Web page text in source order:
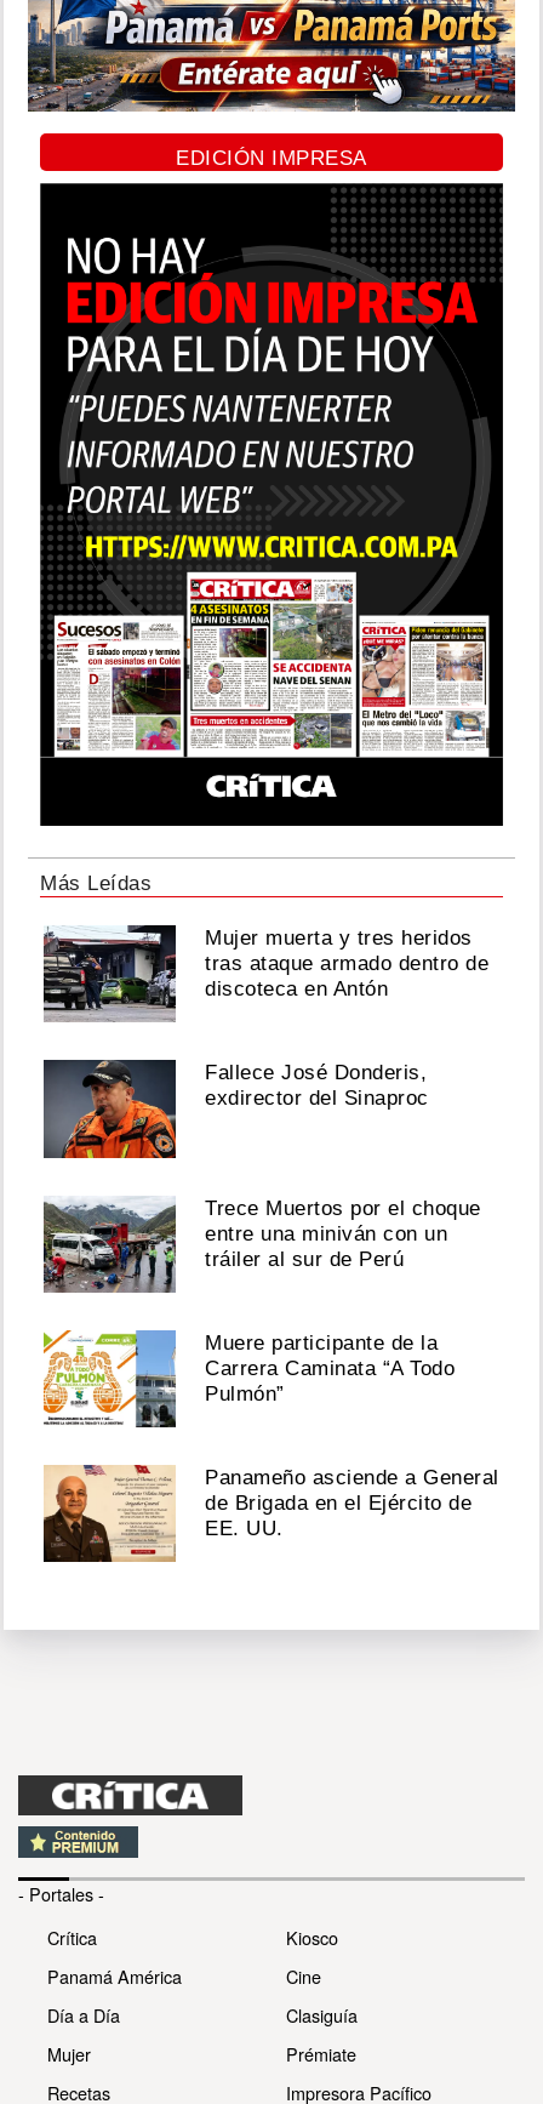
EDICIÓN IMPRESA
Más Leídas
Mujer muerta y tres heridos
tras ataque armado dentro de
discoteca en Antón
Fallece José Donderis,
exdirector del Sinaproc
Trece Muertos por el choque
entre una miniván con un
tráiler al sur de Perú
Muere participante de la
Carrera Caminata “A Todo
Pulmón”
Panameño asciende a General
de Brigada en el Ejército de
EE. UU.
- Portales -
Crítica
Panamá América
Día a Día
Mujer
Recetas
Kiosco
Cine
Clasiguía
Prémiate
Impresora Pacífico